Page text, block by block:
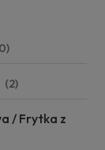
(2)
/ Frytka z